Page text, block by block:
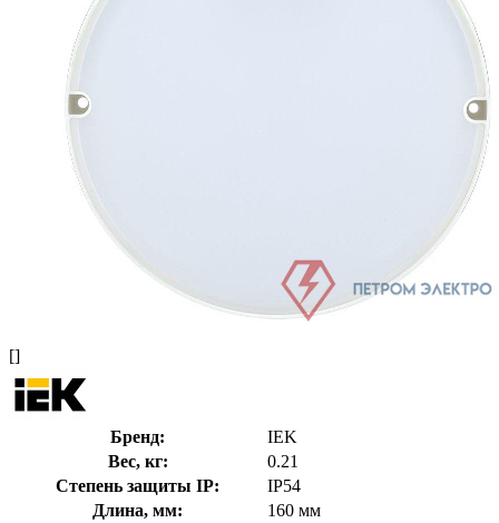
[]
Бренд:
IEK
Вес, кг:
0.21
Степень защиты IP:
IP54
Длина, мм:
160 мм